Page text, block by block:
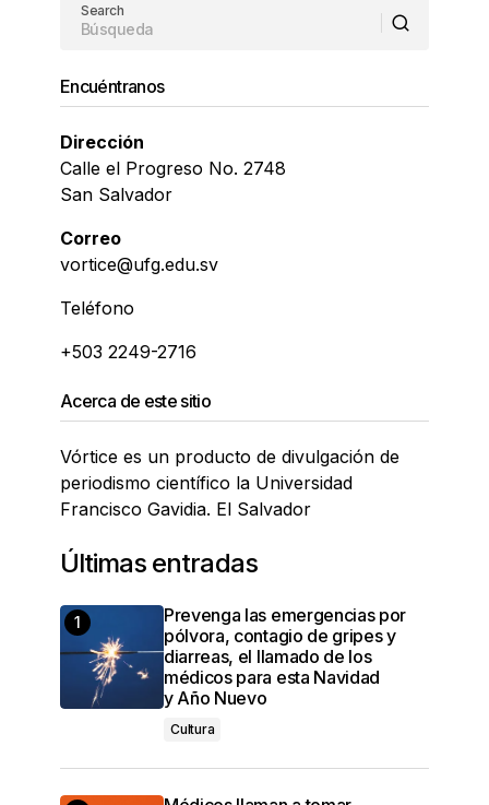
Search
Encuéntranos
Dirección
Calle el Progreso No. 2748
San Salvador
Correo
vortice@ufg.edu.sv
Teléfono
+503 2249-2716
Acerca de este sitio
Vórtice es un producto de divulgación de
periodismo científico la Universidad
Francisco Gavidia. El Salvador
Últimas entradas
Prevenga las emergencias por
pólvora, contagio de gripes y
diarreas, el llamado de los
médicos para esta Navidad
y Año Nuevo
Cultura